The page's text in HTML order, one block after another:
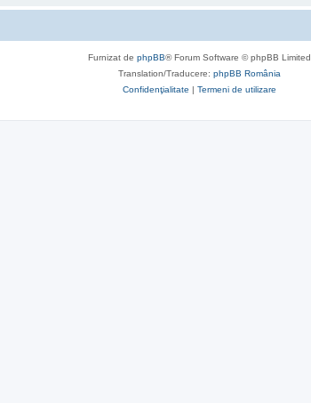
Furnizat de phpBB® Forum Software © phpBB Limited
Translation/Traducere: phpBB România
Confidenţialitate | Termeni de utilizare